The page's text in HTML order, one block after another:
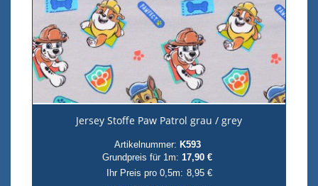
Jersey Stoffe Paw Patrol grau / grey
Artikelnummer: K593
Grundpreis für 1m: 17,90 €
Ihr Preis pro 0,5m: 8,95 €